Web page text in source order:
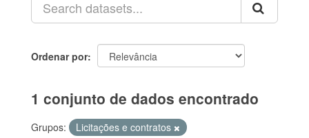
Ordenar por
1 conjunto de dados encontrado
Grupos:
Licitações e contratos